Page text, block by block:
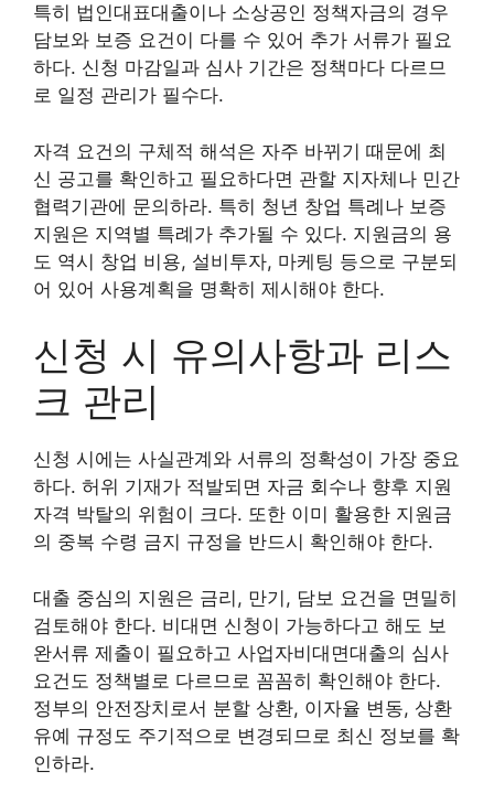
특히 법인대표대출이나 소상공인 정책자금의 경우
담보와 보증 요건이 다를 수 있어 추가 서류가 필요
하다. 신청 마감일과 심사 기간은 정책마다 다르므
로 일정 관리가 필수다.
자격 요건의 구체적 해석은 자주 바뀌기 때문에 최
신 공고를 확인하고 필요하다면 관할 지자체나 민간
협력기관에 문의하라. 특히 청년 창업 특례나 보증
지원은 지역별 특례가 추가될 수 있다. 지원금의 용
도 역시 창업 비용, 설비투자, 마케팅 등으로 구분되
어 있어 사용계획을 명확히 제시해야 한다.
신청 시 유의사항과 리스
크 관리
신청 시에는 사실관계와 서류의 정확성이 가장 중요
하다. 허위 기재가 적발되면 자금 회수나 향후 지원
자격 박탈의 위험이 크다. 또한 이미 활용한 지원금
의 중복 수령 금지 규정을 반드시 확인해야 한다.
대출 중심의 지원은 금리, 만기, 담보 요건을 면밀히
검토해야 한다. 비대면 신청이 가능하다고 해도 보
완서류 제출이 필요하고 사업자비대면대출의 심사
요건도 정책별로 다르므로 꼼꼼히 확인해야 한다.
정부의 안전장치로서 분할 상환, 이자율 변동, 상환
유예 규정도 주기적으로 변경되므로 최신 정보를 확
인하라.